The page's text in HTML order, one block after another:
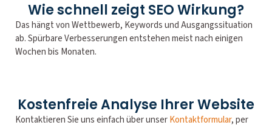
Wie schnell zeigt SEO Wirkung?
Das hängt von Wettbewerb, Keywords und Ausgangssituation
ab. Spürbare Verbesserungen entstehen meist nach einigen
Wochen bis Monaten.
Kostenfreie Analyse Ihrer Website
Kontaktieren Sie uns einfach über unserKontaktformular, per